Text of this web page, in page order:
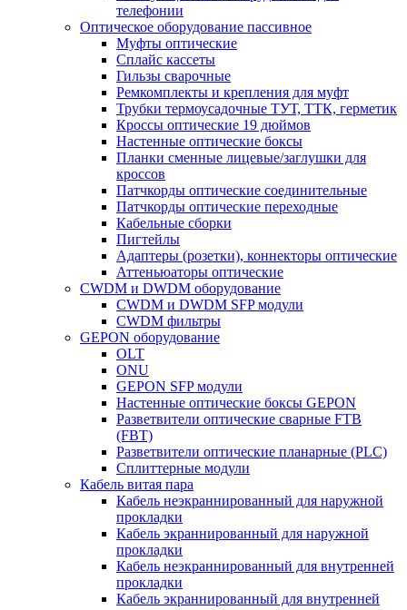
телефонии
Оптическое оборудование пассивное
Муфты оптические
Сплайс кассеты
Гильзы сварочные
Ремкомплекты и крепления для муфт
Трубки термоусадочные ТУТ, ТТК, герметик
Кроссы оптические 19 дюймов
Настенные оптические боксы
Планки сменные лицевые/заглушки для
кроссов
Патчкорды оптические соединительные
Патчкорды оптические переходные
Кабельные сборки
Пигтейлы
Адаптеры (розетки), коннекторы оптические
Аттеньюаторы оптические
CWDM и DWDM оборудование
CWDM и DWDM SFP модули
CWDM фильтры
GEPON оборудование
OLT
ONU
GEPON SFP модули
Настенные оптические боксы GEPON
Разветвители оптические сварные FTB
(FBT)
Разветвители оптические планарные (PLC)
Сплиттерные модули
Кабель витая пара
Кабель неэкраннированный для наружной
прокладки
Кабель экраннированный для наружной
прокладки
Кабель неэкраннированный для внутренней
прокладки
Кабель экраннированный для внутренней